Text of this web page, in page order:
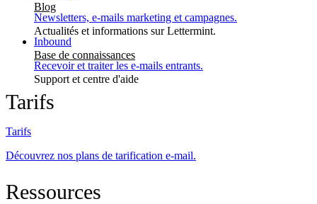
Blog
Actualités et informations sur Lettermint.
Base de connaissances
Support et centre d'aide
Newsletters, e-mails marketing et campagnes.
Inbound
Recevoir et traiter les e-mails entrants.
Tarifs
Tarifs
Découvrez nos plans de tarification e-mail.
Ressources